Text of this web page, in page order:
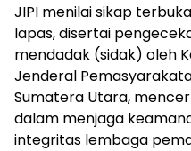
JIPI menilai sikap
lapas, disertai
mendadak (sidak) oleh
Jenderal
Sumatera Utara,
dalam menjaga
integritas lembaga